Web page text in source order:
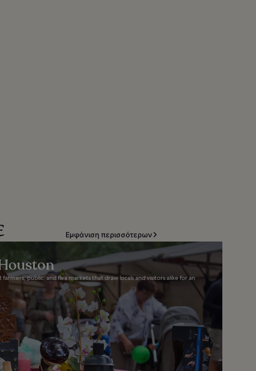
Εμφάνιση περισσότερων
public, and flea markets that draw locals and visitors alike for an